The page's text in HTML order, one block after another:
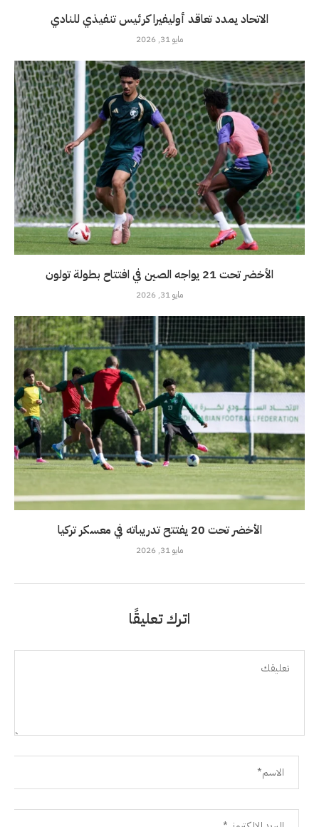
الاتحاد يمدد تعاقد أوليفيرا كرئيس تنفيذي للنادي
مايو 31, 2026
الأخضر تحت 21 يواجه الصين في افتتاح بطولة تولون
مايو 31, 2026
الأخضر تحت 20 يفتتح تدريباته في معسكر تركيا
مايو 31, 2026
اترك تعليقًا